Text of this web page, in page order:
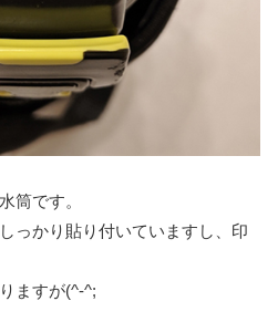
筒です。
っかり貼り付いていますし、印
ますが(^-^;